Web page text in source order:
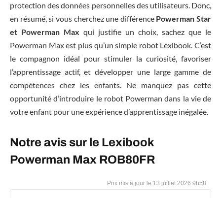
protection des données personnelles des utilisateurs. Donc,
en résumé, si vous cherchez une différence Powerman Star
et Powerman Max qui justifie un choix, sachez que le
Powerman Max est plus qu’un simple robot Lexibook. C’est
le compagnon idéal pour stimuler la curiosité, favoriser
l’apprentissage actif, et développer une large gamme de
compétences chez les enfants. Ne manquez pas cette
opportunité d’introduire le robot Powerman dans la vie de
votre enfant pour une expérience d’apprentissage inégalée.
Notre avis sur le Lexibook
Powerman Max ROB80FR
13 juillet 2026 9h58